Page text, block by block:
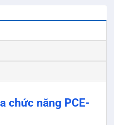
chức năng PCE-